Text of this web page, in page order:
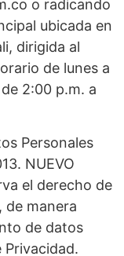
o radicando
ubicada en
dirigida al
de lunes a
2:00 p.m. a
Personales
NUEVO
el derecho de
de manera
de datos
Privacidad.